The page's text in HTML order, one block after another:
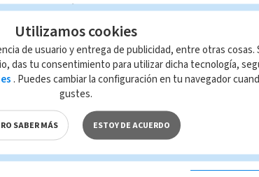
botón de mute’,
a Alicia, díganle que se
hacen caso, grita’, ‘Mejor
tanto y no deja oír a los
‘Su voz tan chillona’,
Mejor no la
los comentarios que
Utilizamos cookies
de usuario y entrega de publicidad, entre otras cosas.
das tu consentimiento para utilizar dicha tecnología,
. Puedes cambiar la configuración en tu navegador
gustes.
SABER MÁS ESTOY DE ACUERDO